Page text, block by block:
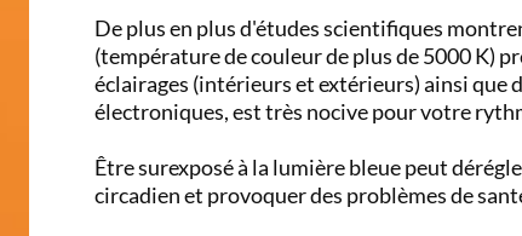
De plus en plus d'études scientifiques
(température de couleur de plus de 5000 K)
éclairages (intérieurs et extérieurs) ainsi que
électroniques, est très nocive pour votre
Être surexposé à la lumière bleue peut
circadien et provoquer des problèmes de